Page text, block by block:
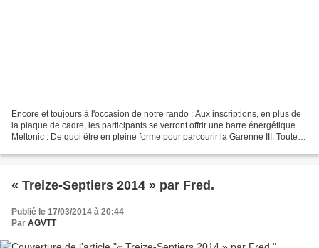
Encore et toujours à l'occasion de notre rando : Aux inscriptions, en plus de
la plaque de cadre, les participants se verront offrir une barre énergétique
Meltonic . De quoi être en pleine forme pour parcourir la Garenne III. Toute la
« Treize-Septiers 2014 » par Fred.
Publié le 17/03/2014 à 20:44
Par AGVTT